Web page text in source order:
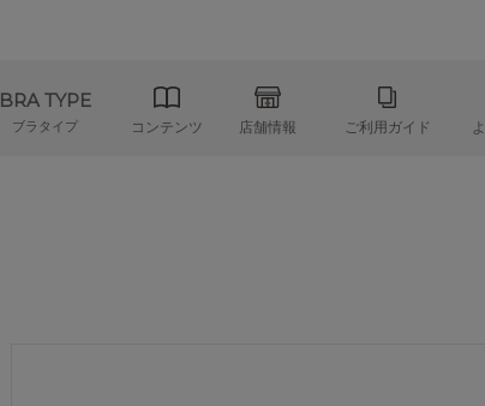
BRA TYPE
ブラタイプ コンテンツ 店舗情報 ご利用ガイド